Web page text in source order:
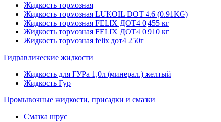
Жидкость тормозная
Жидкость тормозная LUKOIL DOT 4.6 (0.91KG)
Жидкость тормозная FELIX ДОТ4 0,455 кг
Жидкость тормозная FELIX ДОТ4 0,910 кг
Жидкость тормозная felix дот4 250г
Гидравлические жидкости
Жидкость для ГУРа 1,0л (минерал.) желтый
Жидкость Гур
Промывочные жидкости, присадки и смазки
Смазка шрус